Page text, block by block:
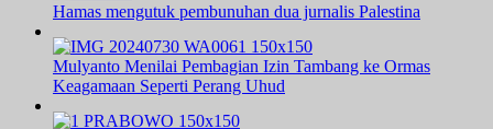
Hamas mengutuk pembunuhan dua jurnalis Palestina
Mulyanto Menilai Pembagian Izin Tambang ke Ormas
Keagamaan Seperti Perang Uhud